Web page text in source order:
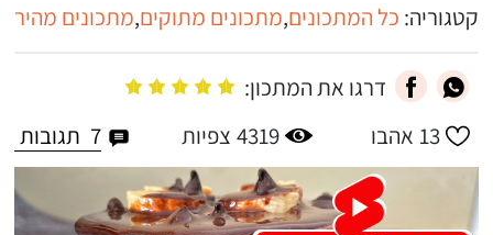
קטגוריה: כל המתכונים,מתכונים מתוקים,מתכונים
דרגו את המתכון:
13 אהבו 4319 צפיות 7 תגובות